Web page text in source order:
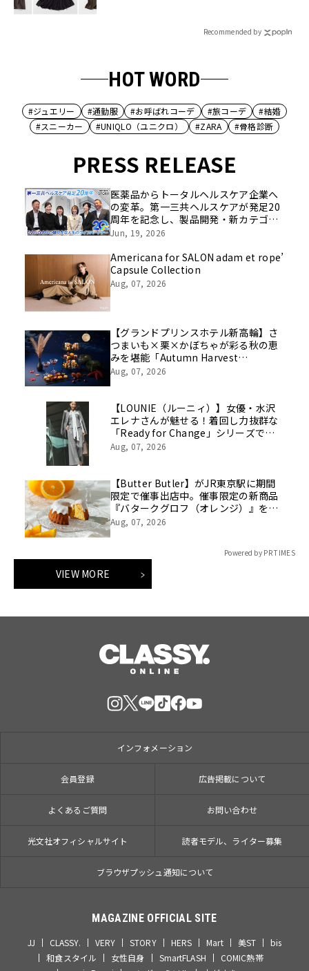
Recommended by
HOT WORD
#ジュエリー #通勤服 #お呼ばれコーデ #旅コーデ
#結婚
#スニーカー
#UNIQLO（ユニクロ） #ZARA #骨格診断
PRESS RELEASE
医薬品からトータルヘルスケア企業へ
の変革。第一三共ヘルスケアが発足20
周年を記念し、製品開発・新カテゴリ
挑戦の舞台や旧社統合時のエピソード
像を公開！
Jun, 19, 2026
Americana for SALON adam et rope’
Capsule Collection
Aug, 07, 2026
【グランドプリンスホテル新高輪】さ
つまいも×栗×かぼちゃが彩る秋の恵
みを堪能「Autumn Harvest
Afternoon Tea」開催
Aug, 07, 2026
【LOUNIE（ルーニィ）】女優・水沢
エレナさんが魅せる！着回し力抜群な
「Ready for Change」シリーズでつ
くる「10daysスタイルを8/7(金)より
Aug, 07, 2026
【Butter Butler】がJR東京駅に期間
限定で催事出店中。催事限定の新商品
『バタークグロフ（オレンジ）』をご
用意してお待ちしております！
Aug, 07, 2026
Powered by PR TIMES
VIEW MORE
インフォメーション
会員登録 広告掲載について
よくあるご質問 お問い合わせ
光文社オフィシャルサイト 読者モデル、ライター募集
ブラウザプッシュ通知について
MAGAZINE OFFICIAL SITE
JJ CLASSY. VERY STORY HERS Mart 美ST
bis
和食スタイル
女性自身 SmartFLASH
COMIC熱帯